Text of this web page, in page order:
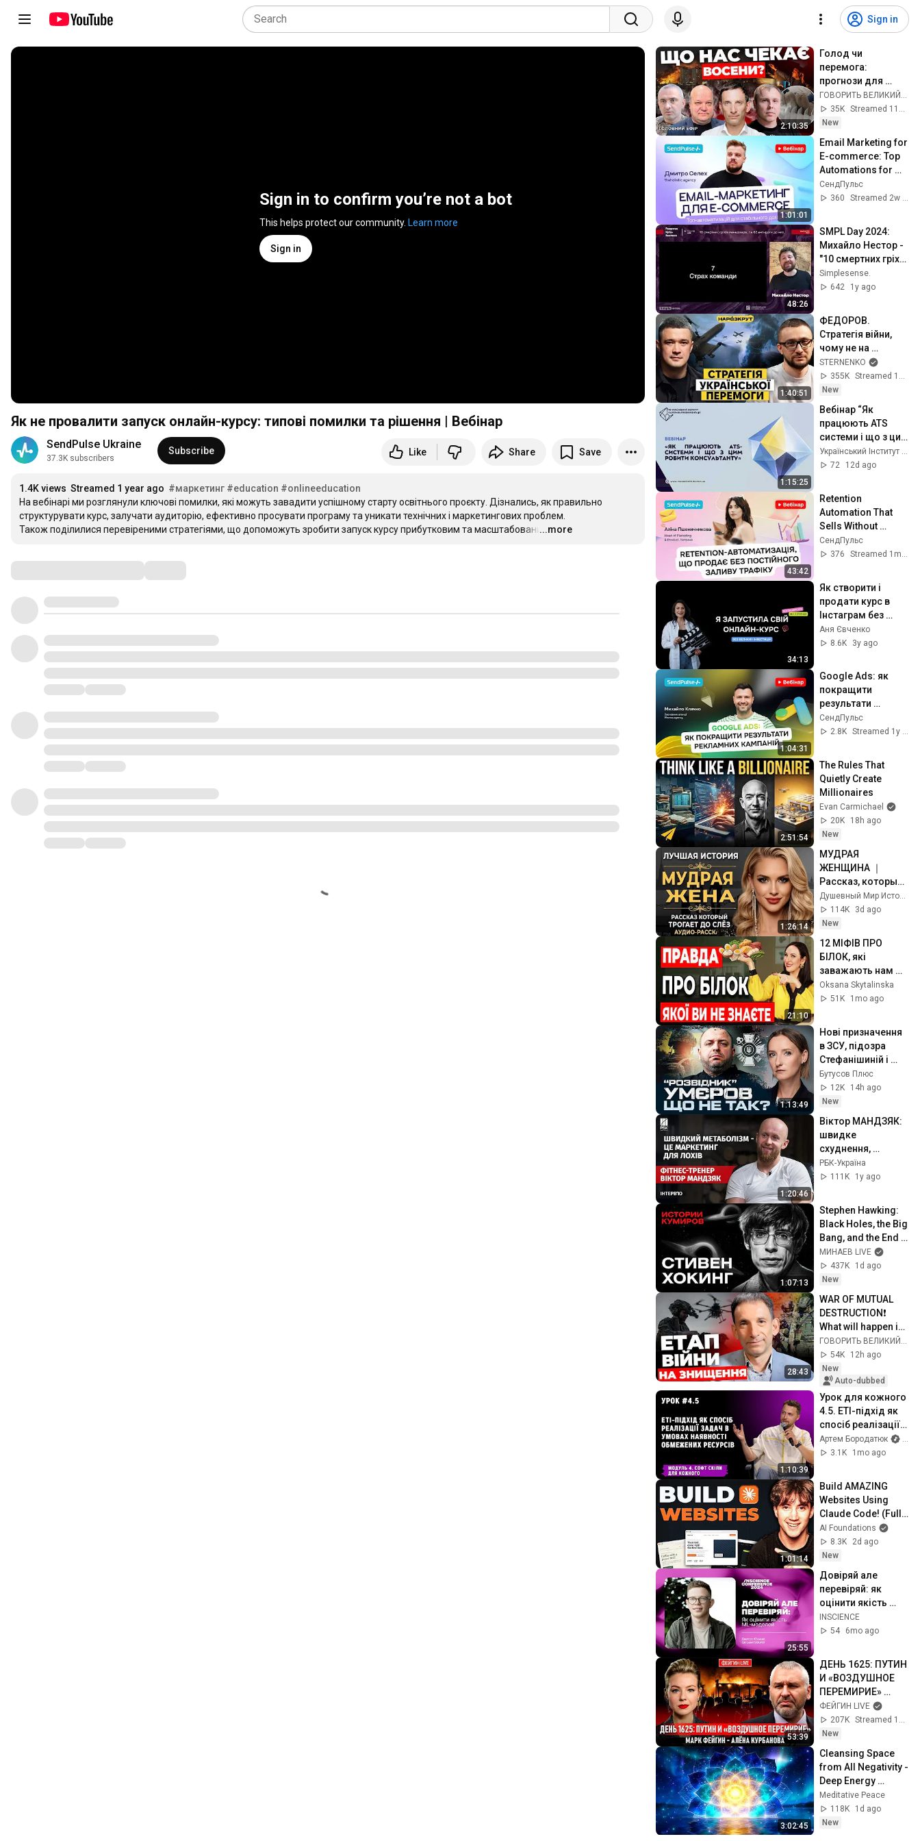
Sign in
Sign in to confirm you’re not a bot
This helps protect our community. Learn more
Sign in
Як не провалити запуск онлайн-курсу: типові помилки та рішення | Вебінар
SendPulse Ukraine
37.3K subscribers
Subscribe Like Share Save
1.4K views Streamed 1 year ago #маркетинг #education #onlineeducation
На вебінарі ми розглянули ключові помилки, які можуть завадити успішному старту освітнього проєкту. Дізнались, як правильно
структурувати курс, залучати аудиторію, ефективно просувати програму та уникати технічних і маркетингових проблем.
Також поділилися перевіреними стратегіями, що допоможуть зробити запуск курсу прибутковим та масштабованим. …
...more
2:10:35
Голод чи
перемога:
прогнози для
українців на
осінь? РФ знищує
Київ балістикою!
ЧАЛИЙ
ГОВОРИТЬ ВЕЛИКИЙ ЛЬВІВ
35K
Streamed 11h ago
New
1:01:01
Email Marketing for
E-commerce: Top
Automations for
Stable Revenue |
Webinar
СендПульс
360
Streamed 2w ago
48:26
SMPL Day 2024:
Михайло Нестор -
"10 смертних гріхів
менеджера" (2
частина)
Simplesense.
642
1y ago
1:40:51
ФЕДОРОВ.
Стратегія війни,
чому не на
протестах,
переговори з
Маском та що
буде далі?
STERNENKO
355K
New
1:15:25
Вебінар “Як
працюють ATS
системи і що з цим
робити
консультанту”
72
12d ago
43:42
Retention
Automation That
Sells Without
Constant Traffic
Injection | Webinar
СендПульс
376
34:13
Як створити і
продати курс в
Інстаграм без
інвестицій.
Заробіток, поради,
Аня Євченко
8.6K
3y ago
1:04:31
Google Ads: як
покращити
результати
рекламних
кампаній | Вебінар
СендПульс
2.8K
Streamed 1y ago
2:51:54
The Rules That
Quietly Create
Millionaires
Evan Carmichael
20K
18h ago
New
1:26:14
МУДРАЯ
ЖЕНЩИНА ｜
Рассказ, который
трогает до
глубины души.
Очень сильная
история ｜ Аудио
рассказ.
Душевный Мир Историй
114K
3d ago
New
21:10
12 МІФІВ ПРО
БІЛОК, які
заважають нам
бути здоровими і
сильними
Oksana Skytalinska
51K
1mo ago
1:13:49
Нові призначення
в ЗСУ, підозра
Стефанішиній і
наступ на
Харківщині | ІРИНА
РОМАЛІЙСЬКА
Бутусов Плюс
12K
14h ago
New
1:20:46
Віктор МАНДЗЯК:
швидке
схуднення,
Оземпік, міфи про
метаболізм і
РБК-Україна
111K
1y ago
1:07:13
Stephen Hawking:
Black Holes, the Big
Bang, and the End
of the Universe /
Idol Stories /
MINAEV
МИНАЕВ LIVE
437K
1d ago
New
28:43
WAR OF MUTUAL
DESTRUCTION❗
What will happen in
the fall? Missiles
from DPRK
PORTNIKOV
ГОВОРИТЬ ВЕЛИКИЙ ЛЬВІВ
54K
12h ago
New
Auto-dubbed
1:10:39
Урок для кожного
4.5. ETI-підхід як
спосіб реалізації
задач в умовах
наявності
Артем Бородатюк
and
3.1K
1mo ago
1:01:14
Build AMAZING
Websites Using
Claude Code! (Full
Guide)
AI Foundations
8.3K
2d ago
New
25:55
Довіряй але
перевіряй: як
оцінити якість
Machine Learning
моделей | Дмитро
INSCIENCE
54
6mo ago
53:39
ДЕНЬ 1625: ПУТИН
И «ВОЗДУШНОЕ
ПЕРЕМИРИЕ»
@Kurbanova_LIVE
ФЕЙГИН LIVE
207K
New
3:02:45
Cleansing Space
from All Negativity -
Deep Energy
Clearing and
Protection - 417Hz
Meditative Peace
118K
1d ago
New